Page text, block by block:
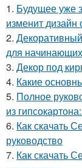
1. Будущее уже
изменит дизайн
2.
для начинающих
3. Декор под
4. Какие
5. Полное
из
6. Как скачать
руководство
7. Как скачать